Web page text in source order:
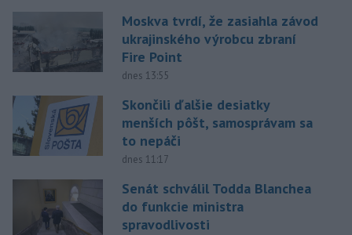
Moskva tvrdí, že zasiahla závod
ukrajinského výrobcu zbraní
Fire Point
dnes 13:55
Skončili ďalšie desiatky
menších pôšt, samosprávam sa
to nepáči
dnes 11:17
Senát schválil Todda Blanchea
do funkcie ministra
spravodlivosti